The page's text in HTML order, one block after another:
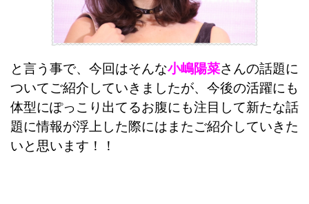
と言う事で、今回はそんな小嶋陽菜さんの話題に
ついてご紹介していきましたが、今後の活躍にも
体型にぽっこり出てるお腹にも注目して新たな話
題に情報が浮上した際にはまたご紹介していきた
いと思います！！